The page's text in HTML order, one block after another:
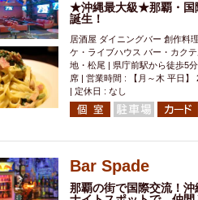
酒
鮮魚 大衆酒場 ノンアルコ
ザ
焼酎
県庁前駅周辺 大部屋40名 旭
オリオン
海ぶどう パスタ 民
グー豚
プレミアムモルツ
肉の日 おもろまち駅周辺
ビ
カレー チャージ無し 牡蠣
牧志駅周辺
ペット同伴
メ
沖縄そば 串揚げ バレンタ
★沖縄最大級★那覇・国
誕生！
居酒屋 ダイニングバー 創作料
ケ・ライブハウス バー・カク
地・松尾 | 県庁前駅から徒歩5
席 | 営業時間 : 【月～木 平日
| 定休日 : なし
Bar Spade
那覇の街で国際交流！